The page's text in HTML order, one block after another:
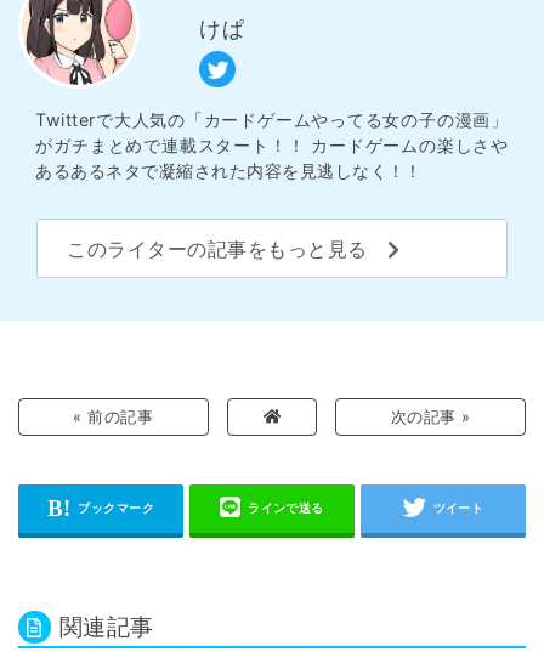
けぱ
Twitterで大人気の「カードゲームやってる女の子の漫画」
がガチまとめで連載スタート！！ カードゲームの楽しさや
あるあるネタで凝縮された内容を見逃しなく！！
このライターの記事をもっと見る
« 前の記事 次の記事 »
関連記事